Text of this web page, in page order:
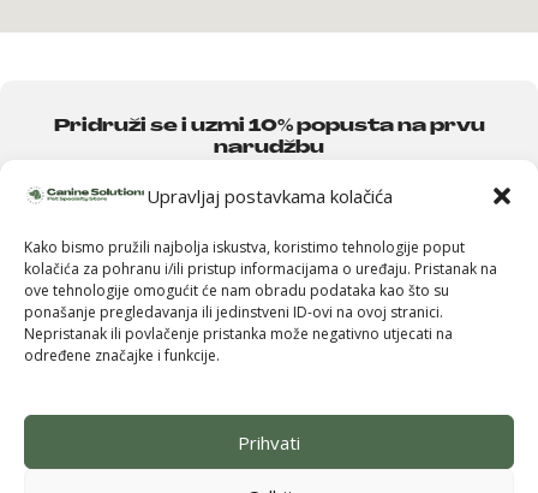
Upravljaj postavkama kolačića
Kako bismo pružili najbolja iskustva, koristimo tehnologije poput
kolačića za pohranu i/ili pristup informacijama o uređaju. Pristanak na
ove tehnologije omogućit će nam obradu podataka kao što su
ponašanje pregledavanja ili jedinstveni ID-ovi na ovoj stranici.
Nepristanak ili povlačenje pristanka može negativno utjecati na
određene značajke i funkcije.
Prihvati
Pridruži se i uzmi 10% popusta na prvu
narudžbu
proizvode i posebne ponude — uz to odmah dobivaš
10% popusta